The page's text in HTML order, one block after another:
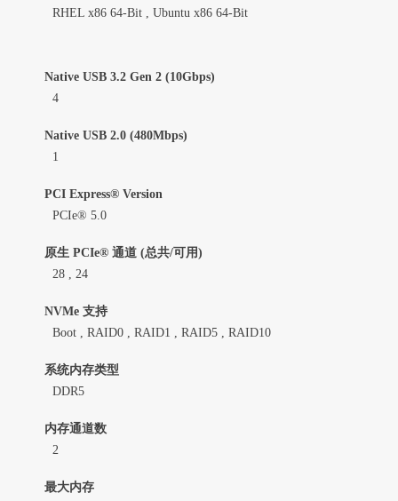
RHEL x86 64-Bit , Ubuntu x86 64-Bit
Native USB 3.2 Gen 2 (10Gbps)
4
Native USB 2.0 (480Mbps)
1
PCI Express® Version
PCIe® 5.0
原生 PCIe® 通道 (总共/可用)
28 , 24
NVMe 支持
Boot , RAID0 , RAID1 , RAID5 , RAID10
系统内存类型
DDR5
内存通道数
2
最大内存